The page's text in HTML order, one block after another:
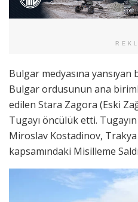
Bulgar medyasına
Bulgar ordusunun ana
edilen Stara Zagora (Eski
Tugayı öncülük etti.
Miroslav Kostadinov, Trakya
kapsamındaki Misilleme